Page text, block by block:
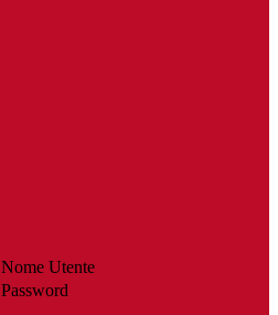
Nome Utente
Password